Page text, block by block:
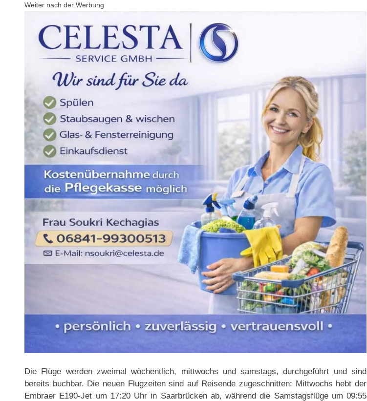
Weiter nach der Werbung
Die Flüge werden zweimal wöchentlich, mittwochs und samstags, durchgeführt und sind
bereits buchbar. Die neuen Flugzeiten sind auf Reisende zugeschnitten: Mittwochs hebt der
Embraer E190-Jet um 17:20 Uhr in Saarbrücken ab, während die Samstagsflüge um 09:55